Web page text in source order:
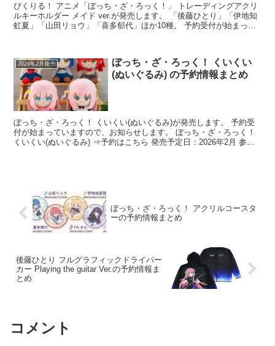
ぴくりる！ アニメ「ぼっち・ざ・ろっく！」 トレーディングアクリ
ルキーホルダー メイド ver.が発売します。 「後藤ひとり」「伊地知
虹夏」「山田リョウ」「喜多郁代」ほか10種。 予約受付が始まって
2026年2月発売
ぼっち・ざ・ろっく！ くいくい
(ぬいぐるみ) の予約情報まとめ
ぼっち・ざ・ろっく！ くいくい(ぬいぐるみ)が発売します。 予約受
付が始まっていますので、お知らせします。 ぼっち・ざ・ろっく！
くいくい(ぬいぐるみ) ⇒予約はこちら 発売予定日：2026年2月 参考
ぼっち・ざ・ろっく！ アクリルコースタ
ーの予約情報まとめ
後藤ひとり フルグラフィックドライパー
カー Playing the guitar Ver.の予約情報ま
とめ
コメント